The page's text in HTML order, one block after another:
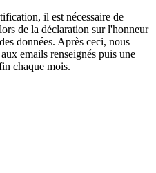
il est nécessaire de
de la déclaration sur l'honneur
données. Après ceci, nous
emails renseignés puis une
chaque mois.